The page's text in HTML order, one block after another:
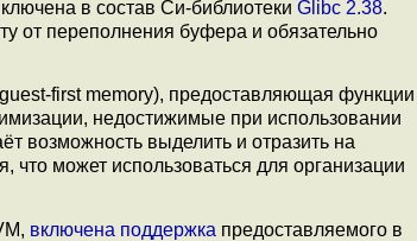
в состав Си-библиотеки Glibc 2.38.
от переполнения буфера и обязательно
first memory), предоставляющая функции
недостижимые при использовании
возможность выделить и отразить на
что может использоваться для организации
включена поддержка предоставляемого в